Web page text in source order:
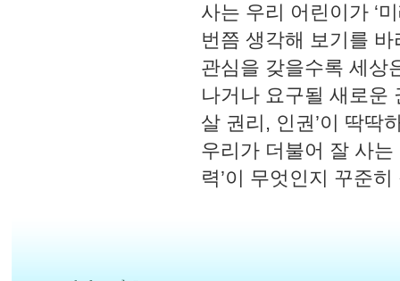
사는 우리 어린이가 ‘
번쯤 생각해 보기를
관심을 갖을수록 세상
나거나 요구될 새로운
살 권리, 인권’이 딱딱
우리가 더불어 잘 사
력’이 무엇인지 꾸준